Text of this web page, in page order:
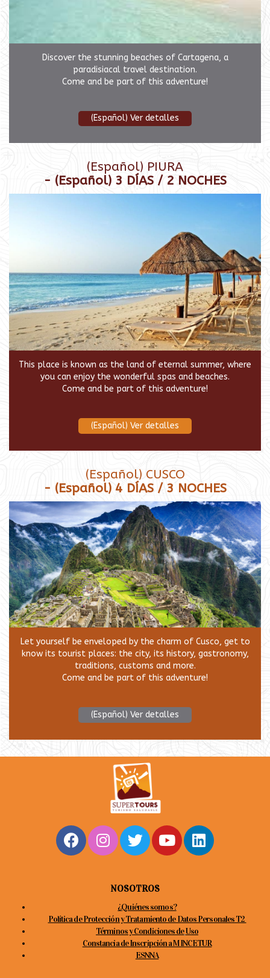
Discover the stunning beaches of Cartagena, a
paradisiacal travel destination.
Come and be part of this adventure!
(Español) Ver detalles
(Español) PIURA
- (Español) 3 DÍAS / 2 NOCHES
This place is known as the land of eternal summer, where
you can enjoy the wonderful spas and beaches.
Come and be part of this adventure!
(Español) Ver detalles
(Español) CUSCO
- (Español) 4 DÍAS / 3 NOCHES
Let yourself be enveloped by the charm of Cusco, get to
know its tourist places: the city, its history, gastronomy,
traditions, customs and more.
Come and be part of this adventure!
(Español) Ver detalles
NOSOTROS
¿Quiénes somos?
Política de Protección y Tratamiento de Datos Personales T2
Términos y Condiciones deUso
Constancia de Inscripción a MINCETUR
ESNNA